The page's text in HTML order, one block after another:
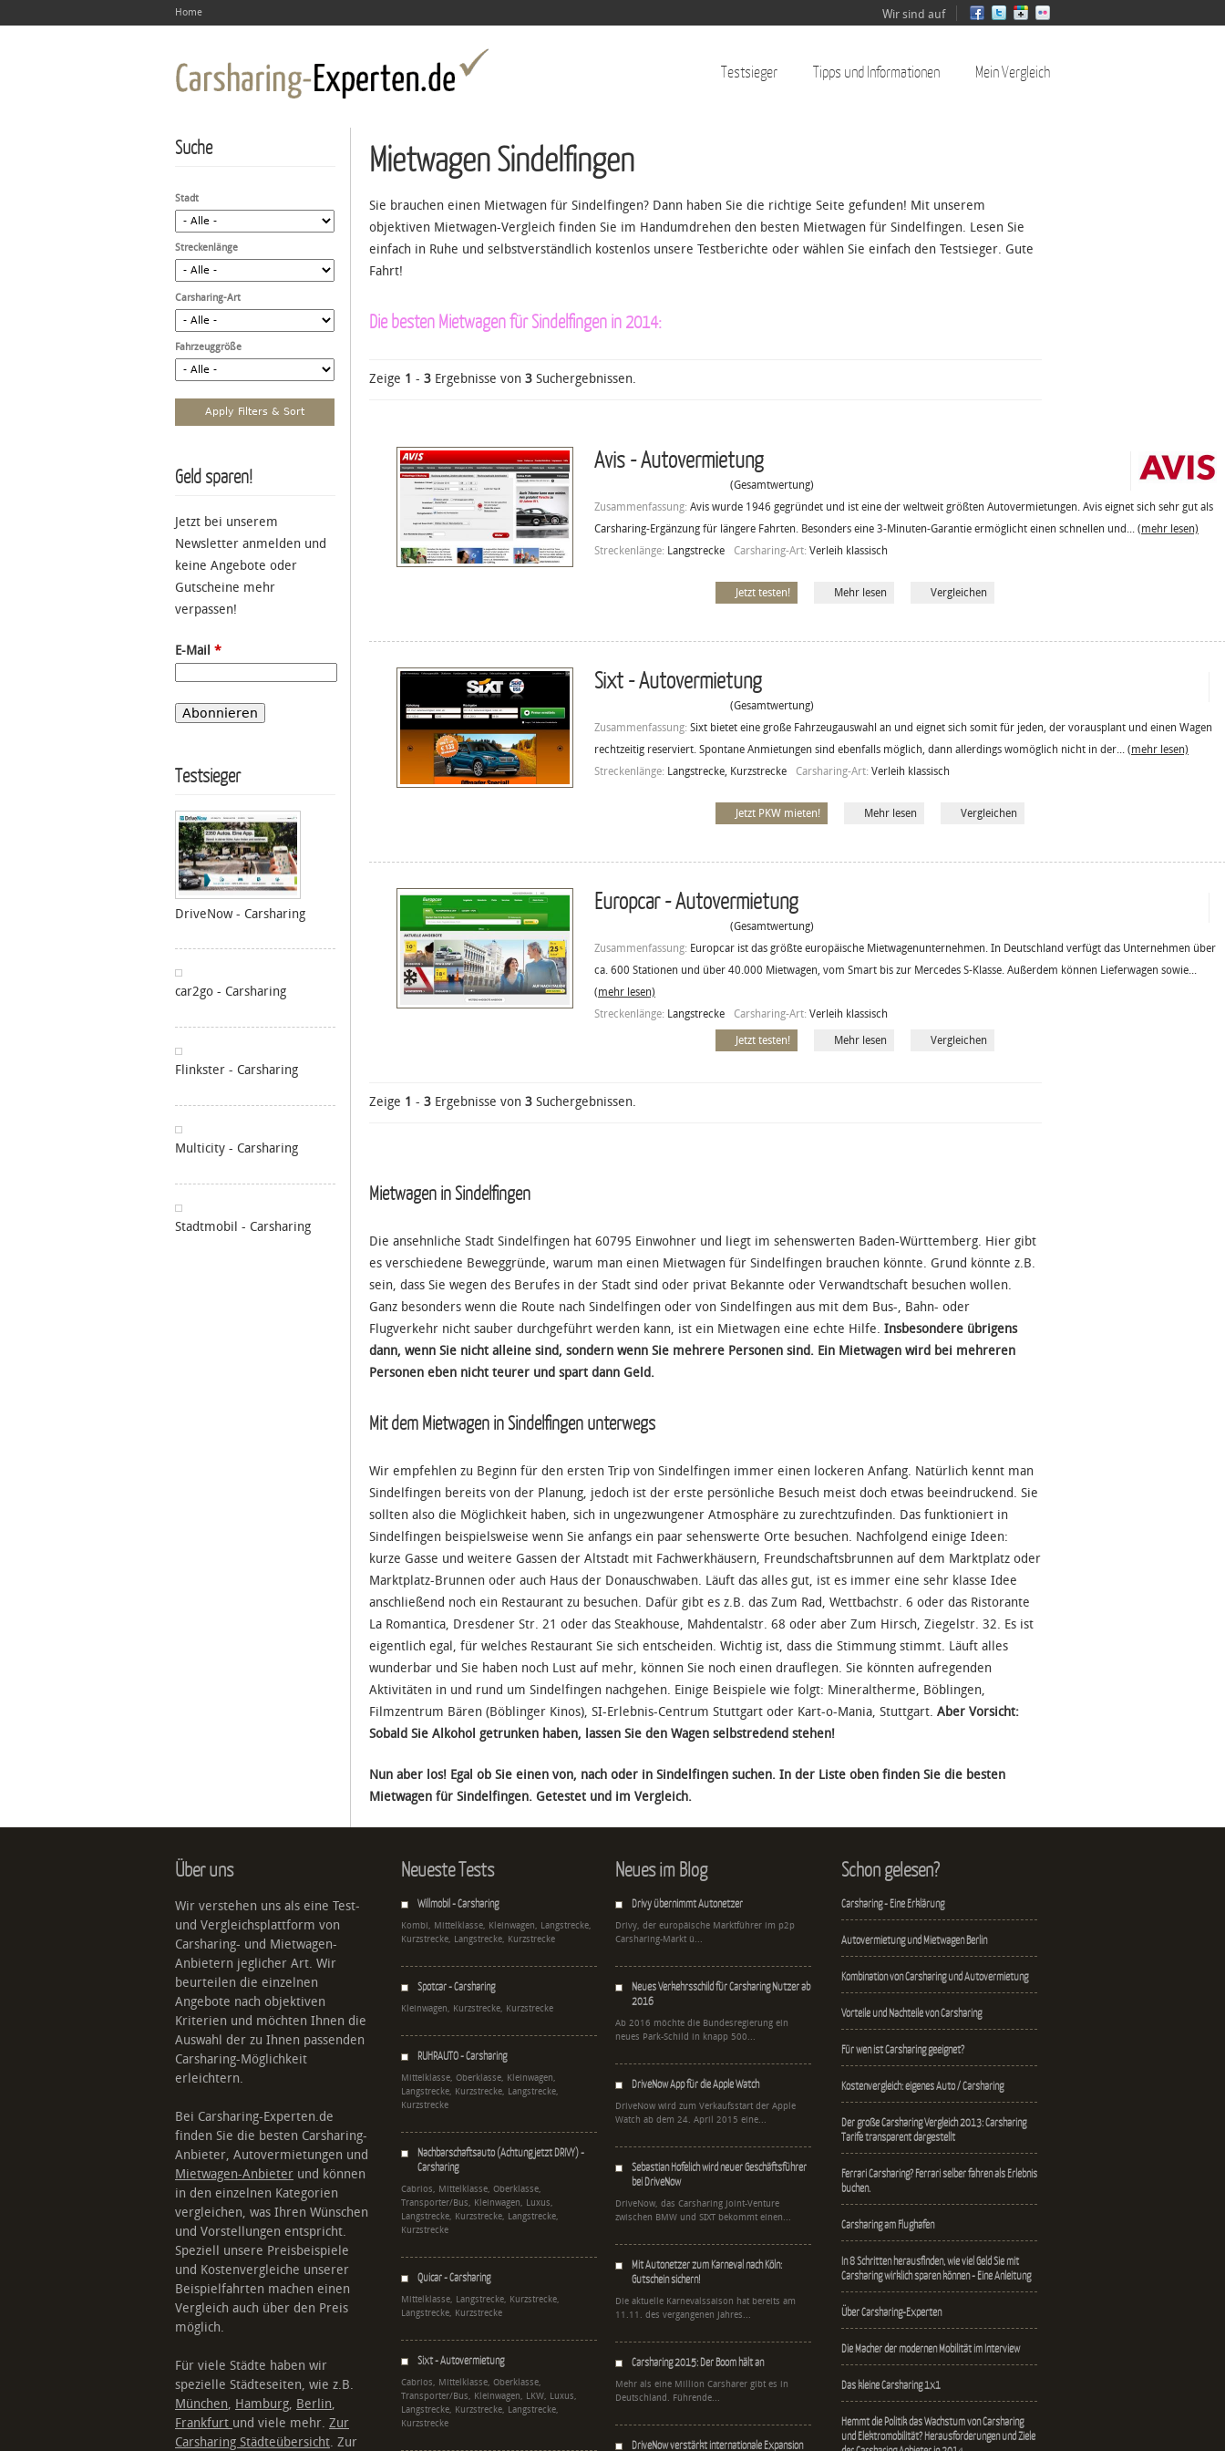
Home Wir sind auf
Testsieger Tipps und Informationen Mein Vergleich
Mietwagen Sindelfingen
Sie brauchen einen Mietwagen für Sindelfingen? Dann haben Sie die richtige Seite gefunden! Mit unserem
objektiven Mietwagen-Vergleich finden Sie im Handumdrehen den besten Mietwagen für Sindelfingen. Lesen Sie
einfach in Ruhe und selbstverständlich kostenlos unsere Testberichte oder wählen Sie einfach den Testsieger. Gute
Fahrt!
Die besten Mietwagen für Sindelfingen in 2014:
Zeige 1 - 3 Ergebnisse von 3 Suchergebnissen.
Avis - Autovermietung
(Gesamtwertung)
Zusammenfassung: Avis wurde 1946 gegründet und ist eine der weltweit größten Autovermietungen. Avis eignet sich sehr gut als
Carsharing-Ergänzung für längere Fahrten. Besonders eine 3-Minuten-Garantie ermöglicht einen schnellen und... (mehr lesen)
Streckenlänge: Langstrecke Carsharing-Art: Verleih klassisch
Jetzt testen! Mehr lesen Vergleichen
Sixt - Autovermietung
(Gesamtwertung)
Zusammenfassung: Sixt bietet eine große Fahrzeugauswahl an und eignet sich somit für jeden, der vorausplant und einen Wagen
rechtzeitig reserviert. Spontane Anmietungen sind ebenfalls möglich, dann allerdings womöglich nicht in der... (mehr lesen)
Streckenlänge: Langstrecke, Kurzstrecke Carsharing-Art: Verleih klassisch
Jetzt PKW mieten! Mehr lesen Vergleichen
Europcar - Autovermietung
(Gesamtwertung)
Zusammenfassung: Europcar ist das größte europäische Mietwagenunternehmen. In Deutschland verfügt das Unternehmen über
ca. 600 Stationen und über 40.000 Mietwagen, vom Smart bis zur Mercedes S-Klasse. Außerdem können Lieferwagen sowie...
(mehr lesen)
Streckenlänge: Langstrecke Carsharing-Art: Verleih klassisch
Jetzt testen! Mehr lesen Vergleichen
Zeige 1 - 3 Ergebnisse von 3 Suchergebnissen.
Mietwagen in Sindelfingen
Die ansehnliche Stadt Sindelfingen hat 60795 Einwohner und liegt im sehenswerten Baden-Württemberg. Hier gibt
es verschiedene Beweggründe, warum man einen Mietwagen für Sindelfingen brauchen könnte. Grund könnte z.B.
sein, dass Sie wegen des Berufes in der Stadt sind oder privat Bekannte oder Verwandtschaft besuchen wollen.
Ganz besonders wenn die Route nach Sindelfingen oder von Sindelfingen aus mit dem Bus-, Bahn- oder
Flugverkehr nicht sauber durchgeführt werden kann, ist ein Mietwagen eine echte Hilfe. Insbesondere übrigens
dann, wenn Sie nicht alleine sind, sondern wenn Sie mehrere Personen sind. Ein Mietwagen wird bei mehreren
Personen eben nicht teurer und spart dann Geld.
Mit dem Mietwagen in Sindelfingen unterwegs
Wir empfehlen zu Beginn für den ersten Trip von Sindelfingen immer einen lockeren Anfang. Natürlich kennt man
Sindelfingen bereits von der Planung, jedoch ist der erste persönliche Besuch meist doch etwas beeindruckend. Sie
sollten also die Möglichkeit haben, sich in ungezwungener Atmosphäre zu zurechtzufinden. Das funktioniert in
Sindelfingen beispielsweise wenn Sie anfangs ein paar sehenswerte Orte besuchen. Nachfolgend einige Ideen:
kurze Gasse und weitere Gassen der Altstadt mit Fachwerkhäusern, Freundschaftsbrunnen auf dem Marktplatz oder
Marktplatz-Brunnen oder auch Haus der Donauschwaben. Läuft das alles gut, ist es immer eine sehr klasse Idee
anschließend noch ein Restaurant zu besuchen. Dafür gibt es z.B. das Zum Rad, Wettbachstr. 6 oder das Ristorante
La Romantica, Dresdener Str. 21 oder das Steakhouse, Mahdentalstr. 68 oder aber Zum Hirsch, Ziegelstr. 32. Es ist
eigentlich egal, für welches Restaurant Sie sich entscheiden. Wichtig ist, dass die Stimmung stimmt. Läuft alles
wunderbar und Sie haben noch Lust auf mehr, können Sie noch einen drauflegen. Sie könnten aufregenden
Aktivitäten in und rund um Sindelfingen nachgehen. Einige Beispiele wie folgt: Mineraltherme, Böblingen,
Filmzentrum Bären (Böblinger Kinos), SI-Erlebnis-Centrum Stuttgart oder Kart-o-Mania, Stuttgart. Aber Vorsicht:
Sobald Sie Alkohol getrunken haben, lassen Sie den Wagen selbstredend stehen!
Nun aber los! Egal ob Sie einen von, nach oder in Sindelfingen suchen. In der Liste oben finden Sie die besten
Mietwagen für Sindelfingen. Getestet und im Vergleich.
Suche
Stadt
Streckenlänge
Carsharing-Art
Fahrzeuggröße
Geld sparen!
Jetzt bei unserem
Newsletter anmelden und
keine Angebote oder
Gutscheine mehr
verpassen!
E-Mail *
Testsieger
DriveNow - Carsharing
car2go - Carsharing
Flinkster - Carsharing
Multicity - Carsharing
Stadtmobil - Carsharing
Über uns
Wir verstehen uns als eine Test-
und Vergleichsplattform von
Carsharing- und Mietwagen-
Anbietern jeglicher Art. Wir
beurteilen die einzelnen
Angebote nach objektiven
Kriterien und möchten Ihnen die
Auswahl der zu Ihnen passenden
Carsharing-Möglichkeit
erleichtern.
Bei Carsharing-Experten.de
finden Sie die besten Carsharing-
Anbieter, Autovermietungen und
Mietwagen-Anbieter und können
in den einzelnen Kategorien
vergleichen, was Ihren Wünschen
und Vorstellungen entspricht.
Speziell unsere Preisbeispiele
und Kostenvergleiche unserer
Beispielfahrten machen einen
Vergleich auch über den Preis
möglich.
Für viele Städte haben wir
spezielle Städteseiten, wie z.B.
München, Hamburg, Berlin,
Frankfurt und viele mehr. Zur
Carsharing Städteübersicht. Zur
Neueste Tests
Willmobil - Carsharing
Kombi, Mittelklasse, Kleinwagen, Langstrecke,
Kurzstrecke, Langstrecke, Kurzstrecke
Spotcar - Carsharing
Kleinwagen, Kurzstrecke, Kurzstrecke
RUHRAUTO - Carsharing
Mittelklasse, Oberklasse, Kleinwagen,
Langstrecke, Kurzstrecke, Langstrecke,
Kurzstrecke
Nachbarschaftsauto (Achtung jetzt DRIVY) -
Carsharing
Cabrios, Mittelklasse, Oberklasse,
Transporter/Bus, Kleinwagen, Luxus,
Langstrecke, Kurzstrecke, Langstrecke,
Kurzstrecke
Quicar - Carsharing
Mittelklasse, Langstrecke, Kurzstrecke,
Langstrecke, Kurzstrecke
Sixt - Autovermietung
Cabrios, Mittelklasse, Oberklasse,
Transporter/Bus, Kleinwagen, LKW, Luxus,
Langstrecke, Kurzstrecke, Langstrecke,
Kurzstrecke
Neues im Blog
Drivy übernimmt Autonetzer
Drivy, der europäische Marktführer im p2p
Carsharing-Markt ü...
Neues Verkehrsschild für Carsharing Nutzer ab
2016
Ab 2016 möchte die Bundesregierung ein
neues Park-Schild in knapp 500...
DriveNow App für die Apple Watch
DriveNow wird zum Verkaufsstart der Apple
Watch ab dem 24. April 2015 eine...
Sebastian Hofelich wird neuer Geschäftsführer
bei DriveNow
DriveNow, das Carsharing Joint-Venture
zwischen BMW und SIXT bekommt einen...
Mit Autonetzer zum Karneval nach Köln:
Gutschein sichern!
Die aktuelle Karnevalssaison hat bereits am
11.11. des vergangenen Jahres...
Carsharing 2015: Der Boom hält an
Mehr als eine Million Carsharer gibt es in
Deutschland. Führende...
DriveNow verstärkt internationale Expansion
Schon gelesen?
Carsharing - Eine Erklärung
Autovermietung und Mietwagen Berlin
Kombination von Carsharing und Autovermietung
Vorteile und Nachteile von Carsharing
Für wen ist Carsharing geeignet?
Kostenvergleich: eigenes Auto / Carsharing
Der große Carsharing Vergleich 2013: Carsharing
Tarife transparent dargestellt
Ferrari Carsharing? Ferrari selber fahren als Erlebnis
buchen.
Carsharing am Flughafen
In 8 Schritten herausfinden, wie viel Geld Sie mit
Carsharing wirklich sparen können - Eine Anleitung
Über Carsharing-Experten
Die Macher der modernen Mobilität im Interview
Das kleine Carsharing 1x1
Hemmt die Politik das Wachstum von Carsharing
und Elektromobilität? Herausforderungen und Ziele